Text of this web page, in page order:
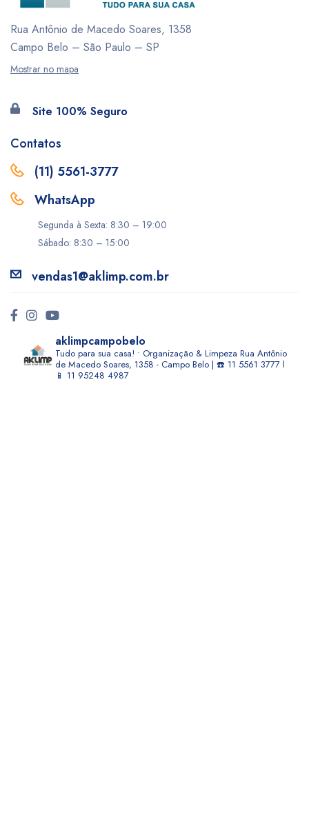
Rua Antônio de Macedo Soares, 1358
Campo Belo – São Paulo – SP
Mostrar no mapa
Site 100% Seguro
Contatos
(11) 5561-3777
WhatsApp
Segunda à Sexta: 8:30 – 19:00
Sábado: 8:30 – 15:00
vendas1@aklimp.com.br
aklimpcampobelo
Tudo para sua casa! • Organização & Limpeza Rua Antônio
de Macedo Soares, 1358 - Campo Belo | ☎️ 11 5561 3777 l
📱 11 95248 4987